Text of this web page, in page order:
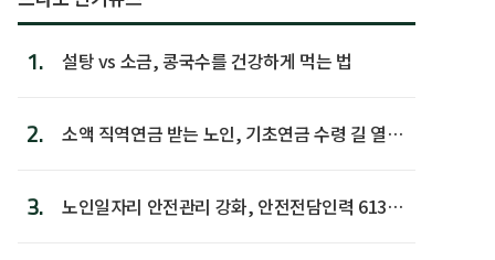
1. 설탕 vs 소금, 콩국수를 건강하게 먹는 법
2.
소액 직역연금 받는 노인, 기초연금 수령 길 열린
3.
노인일자리 안전관리 강화, 안전전담인력 613명